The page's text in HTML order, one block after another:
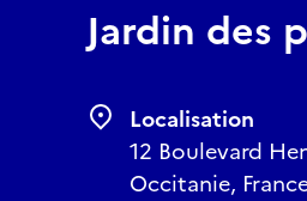
Jardin des
Localisation
12 Boulevard
Occitanie,